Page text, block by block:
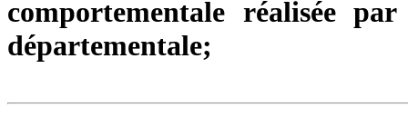
comportementale réalisée
départementale;